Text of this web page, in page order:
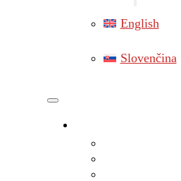
English
Slovenčina